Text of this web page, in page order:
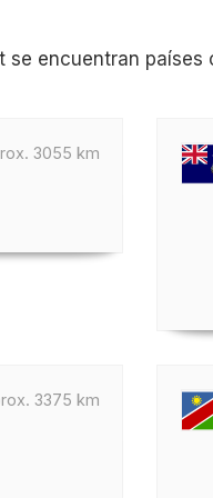
se encuentran
3055 km
3375 km